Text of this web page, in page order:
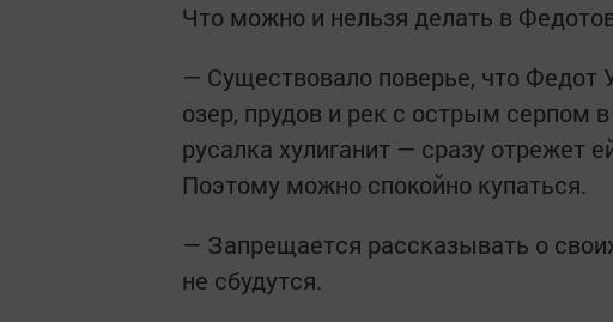
Что можно и нельзя делать в
— Существовало поверье, что Федот
озер, прудов и рек с острым серпом
русалка хулиганит — сразу отрежет
Поэтому можно спокойно купаться.
— Запрещается рассказывать о
не сбудутся.